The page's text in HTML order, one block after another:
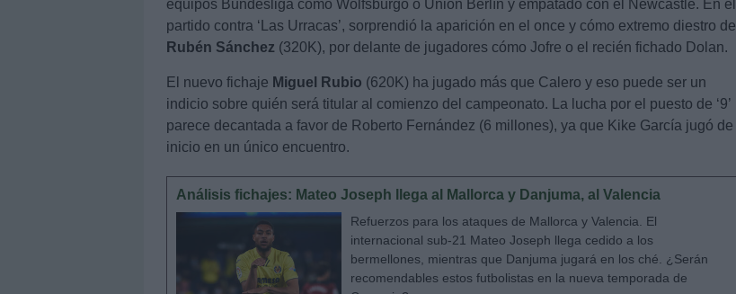
equipos Bundesliga cómo Wolfsburgo o Unión Berlín y empatado con el Newcastle. En el
partido contra ‘Las Urracas’, sorprendió la aparición en el once y cómo extremo diestro de
Rubén Sánchez (320K), por delante de jugadores cómo Jofre o el recién fichado Dolan.
El nuevo fichaje Miguel Rubio (620K) ha jugado más que Calero y eso puede ser un
indicio sobre quién será titular al comienzo del campeonato. La lucha por el puesto de ‘9’
parece decantada a favor de Roberto Fernández (6 millones), ya que Kike García jugó de
inicio en un único encuentro.
Análisis fichajes: Mateo Joseph llega al Mallorca y Danjuma, al Valencia
Refuerzos para los ataques de Mallorca y Valencia. El
internacional sub-21 Mateo Joseph llega cedido a los
bermellones, mientras que Danjuma jugará en los ché. ¿Serán
recomendables estos futbolistas en la nueva temporada de